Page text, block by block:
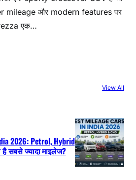
mileage और modern features पर
एक…
View All
2026: Petrol, Hybrid
है सबसे ज्यादा माइलेज?